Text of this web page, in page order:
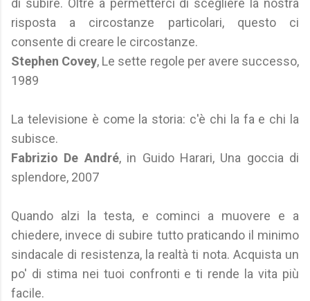
di subire. Oltre a permetterci di scegliere la nostra
risposta a circostanze particolari, questo ci
consente di creare le circostanze.
Stephen Covey, Le sette regole per avere successo,
1989
La televisione è come la storia: c'è chi la fa e chi la
subisce.
Fabrizio De André, in Guido Harari, Una goccia di
splendore, 2007
Quando alzi la testa, e cominci a muovere e a
chiedere, invece di subire tutto praticando il minimo
sindacale di resistenza, la realtà ti nota. Acquista un
po' di stima nei tuoi confronti e ti rende la vita più
facile.